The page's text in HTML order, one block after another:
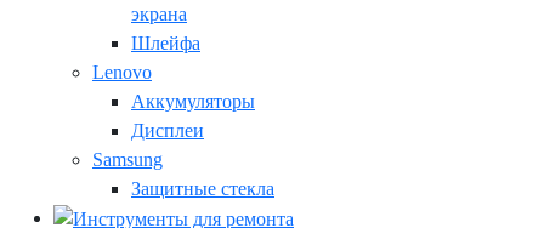
экрана
Шлейфа
Lenovo
Аккумуляторы
Дисплеи
Samsung
Защитные стекла